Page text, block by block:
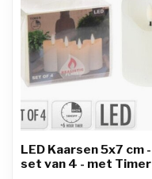
LED Kaarsen 5x7 cm -
set van 4 - met Timer